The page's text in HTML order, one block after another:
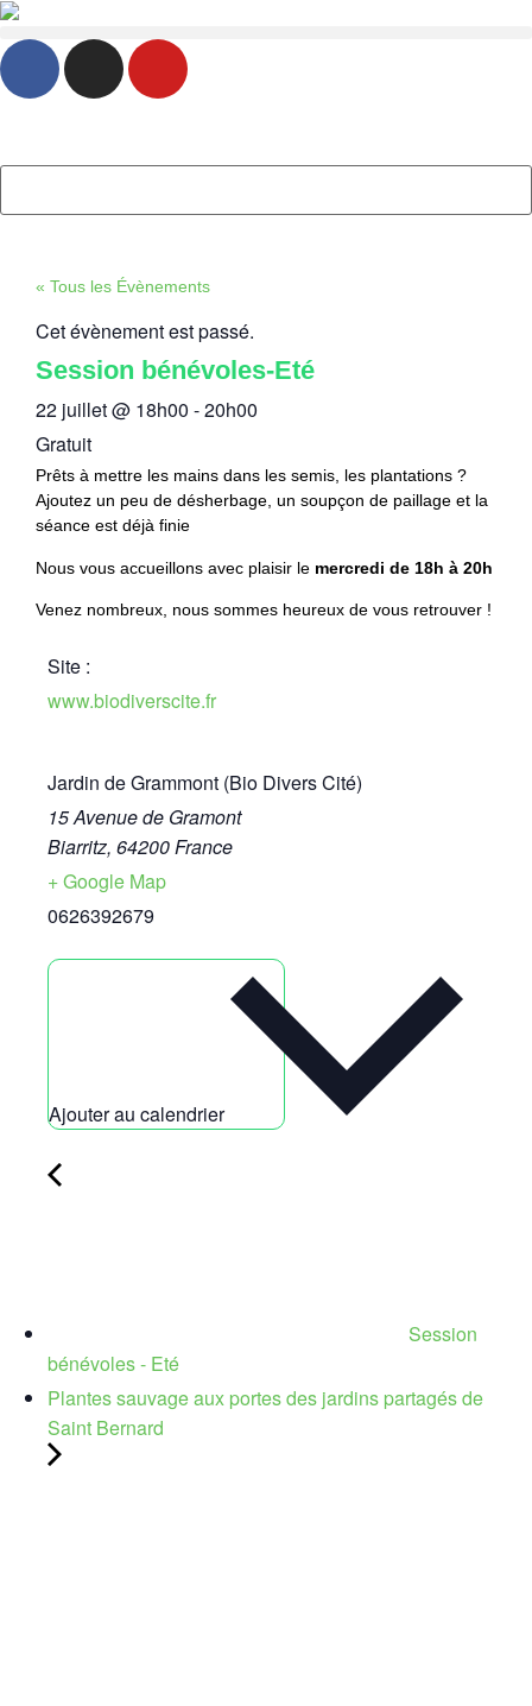
« Tous les Évènements
Cet évènement est passé.
Session bénévoles-Eté
22 juillet@ 18h00 -20h00
Gratuit
Prêts à mettre les mains dans les semis, les plantations ?
Ajoutez un peu de désherbage, un soupçon de paillage et la
séance est déjà finie
Nous vous accueillons avec plaisir le mercredi de 18h à 20h
Venez nombreux, nous sommes heureux de vous retrouver !
Site :
www.biodiverscite.fr
Jardin de Grammont (Bio Divers Cité)
15 Avenue de Gramont
Biarritz, 64200France
+ Google Map
0626392679
Ajouter au calendrier
Session
bénévoles - Eté
Plantes sauvage aux portes des jardins partagés de
Saint Bernard